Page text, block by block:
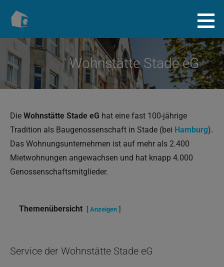
Inhalt
Baugenossenschaft.info
Wohnstätte Stade eG
Die Wohnstätte Stade eG hat eine fast 100-jährige
Tradition als Baugenossenschaft in Stade (bei Hamburg).
Das Wohnungsunternehmen ist auf mehr als 2.400
Mietwohnungen angewachsen und hat knapp 4.000
Genossenschaftsmitglieder.
Themenübersicht Anzeigen
Service der Wohnstätte Stade eG